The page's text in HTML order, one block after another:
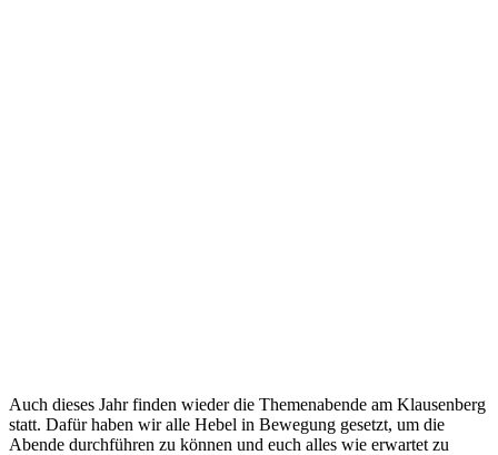
Auch dieses Jahr finden wieder die Themenabende am Klausenberg
statt. Dafür haben wir alle Hebel in Bewegung gesetzt, um die
Abende durchführen zu können und euch alles wie erwartet zu